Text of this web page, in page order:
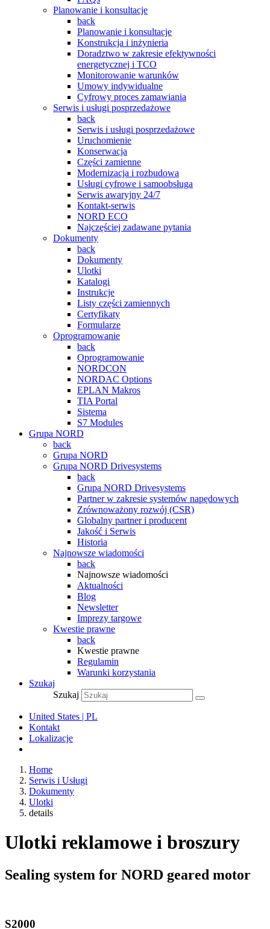
Planowanie i konsultacje
back
Planowanie i konsultacje
Konstrukcja i inżynieria
Doradztwo w zakresie efektywności
energetycznej i TCO
Monitorowanie warunków
Umowy indywidualne
Cyfrowy proces zamawiania
Serwis i usługi posprzedażowe
back
Serwis i usługi posprzedażowe
Uruchomienie
Konserwacja
Części zamienne
Modernizacja i rozbudowa
Usługi cyfrowe i samoobsługa
Serwis awaryjny 24/7
Kontakt-serwis
NORD ECO
Najczęściej zadawane pytania
Dokumenty
back
Dokumenty
Ulotki
Katalogi
Instrukcje
Listy części zamiennych
Certyfikaty
Formularze
Oprogramowanie
back
Oprogramowanie
NORDCON
NORDAC Options
EPLAN Makros
TIA Portal
Sistema
S7 Modules
Grupa NORD
back
Grupa NORD
Grupa NORD Drivesystems
back
Grupa NORD Drivesystems
Partner w zakresie systemów napędowych
Zrównoważony rozwój (CSR)
Globalny partner i producent
Jakość i Serwis
Historia
Najnowsze wiadomości
back
Najnowsze wiadomości
Aktualności
Blog
Newsletter
Imprezy targowe
Kwestie prawne
back
Kwestie prawne
Regulamin
Warunki korzystania
Szukaj
Szukaj
United States | PL
Kontakt
Lokalizacje
Home
Serwis i Usługi
Dokumenty
Ulotki
details
Ulotki reklamowe i broszury
Sealing system for NORD geared motor
S2000